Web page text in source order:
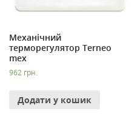
Механічний
терморегулятор Terneo
mex
962 грн.
Додати у кошик